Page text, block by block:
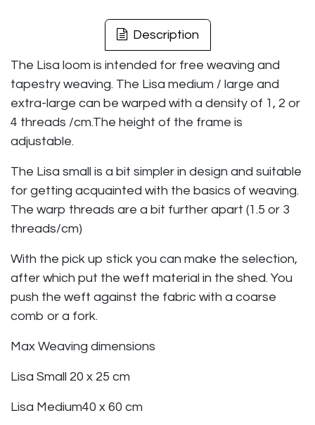
Description
The Lisa loom is intended for free weaving and
tapestry weaving. The Lisa medium / large and
extra-large can be warped with a density of 1, 2 or
4 threads /cm.The height of the frame is
adjustable.
The Lisa small is a bit simpler in design and suitable
for getting acquainted with the basics of weaving.
The warp threads are a bit further apart (1.5 or 3
threads/cm)
With the pick up stick you can make the selection,
after which put the weft material in the shed. You
push the weft against the fabric with a coarse
comb or a fork.
Max Weaving dimensions
Lisa Small 20 x 25 cm
Lisa Medium40 x 60 cm